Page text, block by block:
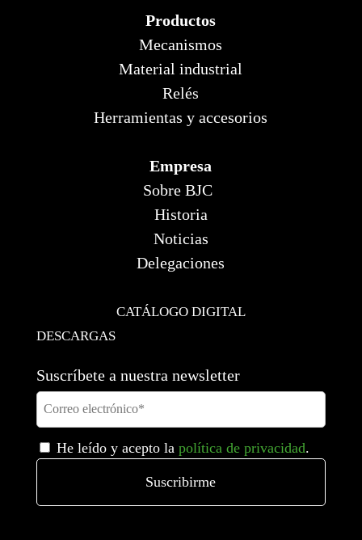
Productos
Mecanismos
Material industrial
Relés
Herramientas y accesorios
Empresa
Sobre BJC
Historia
Noticias
Delegaciones
CATÁLOGO DIGITAL
DESCARGAS
Suscríbete a nuestra newsletter
He leído y acepto la política de privacidad.